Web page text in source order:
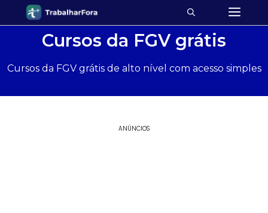
Cursos da FGV grátis
Cursos da FGV grátis de alto nível com acesso simples
ANÚNCIOS